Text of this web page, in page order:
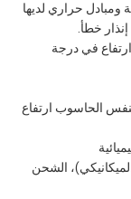
ومبادل حراري لديها
خطأ.
في درجة
الحاسوب ارتفاع
الشحن